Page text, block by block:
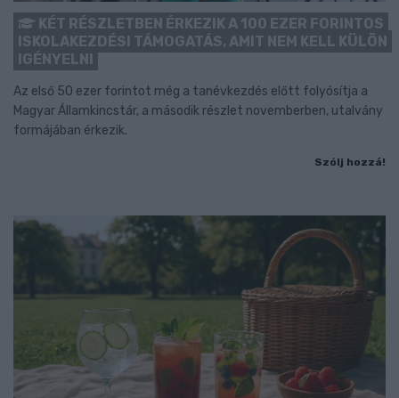
KÉT RÉSZLETBEN ÉRKEZIK A 100 EZER FORINTOS
ISKOLAKEZDÉSI TÁMOGATÁS, AMIT NEM KELL KÜLÖN
IGÉNYELNI
Az első 50 ezer forintot még a tanévkezdés előtt folyósítja a
Magyar Államkincstár, a második részlet novemberben, utalvány
formájában érkezik.
Szólj hozzá!